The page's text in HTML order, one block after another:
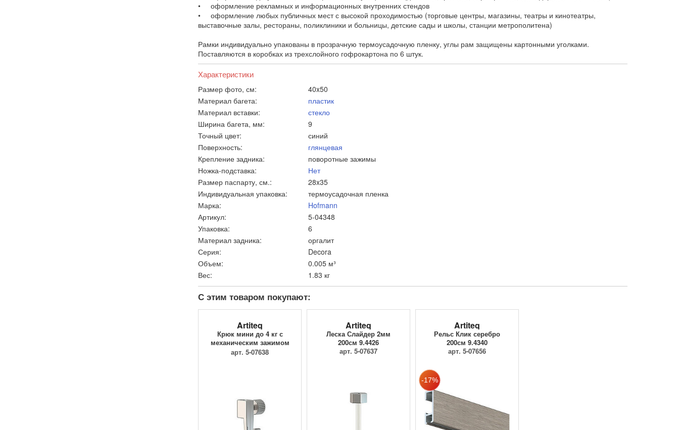
• оформление рекламных и информационных внутренних стендов
• оформление любых публичных мест с высокой проходимостью (торговые центры, магазины, театры и кинотеатры,
выставочные залы, рестораны, поликлиники и больницы, детские сады и школы, станции метрополитена)
Рамки индивидуально упакованы в прозрачную термоусадочную пленку, углы рам защищены картонными уголками.
Поставляются в коробках из трехслойного гофрокартона по 6 штук.
Характеристики
Размер фото, см:
40x50
Материал багета:
пластик
Материал вставки:
стекло
Ширина багета, мм:
9
Точный цвет:
синий
Поверхность:
глянцевая
Крепление задника:
поворотные зажимы
Ножка-подставка:
Нет
Размер паспарту, см.:
28x35
Индивидуальная упаковка:
термоусадочная пленка
Марка:
Hofmann
Артикул:
5-04348
Упаковка:
6
Материал задника:
оргалит
Серия:
Decora
Объем:
0.005 м³
Вес:
1.83 кг
С этим товаром покупают:
Artiteq
Крюк мини до 4 кг с
механическим зажимом
9.4205
арт. 5-07638
Artiteq
Леска Слайдер 2мм
200см 9.4426
арт. 5-07637
Artiteq
Рельс Клик серебро
200см 9.4340
арт. 5-07656